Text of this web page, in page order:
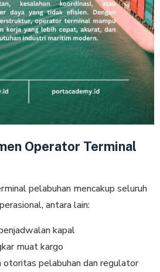
Operator Terminal
pelabuhan mencakup seluruh
antara lain:
kapal
muat kargo
otoritas pelabuhan dan regulator